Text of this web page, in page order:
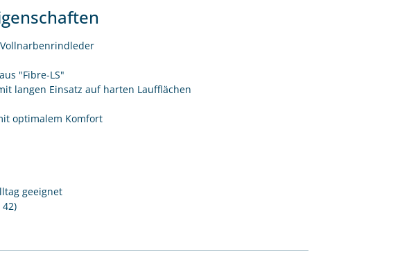
"Fibre-LS"
langen Einsatz auf harten Laufflächen
optimalem Komfort
geeignet